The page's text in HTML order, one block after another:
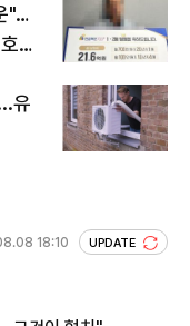
"…
조
유
18:10 UPDATE